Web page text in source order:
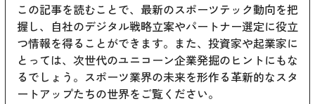
この記事を読むことで、最新のスポーツテック動向を把
握し、自社のデジタル戦略立案やパートナー選定に役立
つ情報を得ることができます。また、投資家や起業家に
とっては、次世代のユニコーン企業発掘のヒントにもな
るでしょう。スポーツ業界の未来を形作る革新的なスタ
ートアップたちの世界をご覧ください。